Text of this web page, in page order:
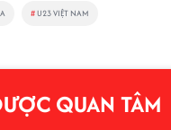
#U23 VIỆT NAM
QUAN TÂM